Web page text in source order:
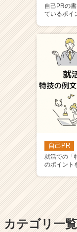
自己PRの
ているポイ
自己PR
就活での「
のポイント
カテゴリ一覧